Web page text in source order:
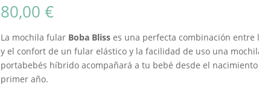
80,00 €
La mochila fular Boba Blisses una perfecta combinación entre
y el confort de un fular elástico y la facilidad de uso una
portabebés híbrido acompañará a tu bebé desde el
primer año.